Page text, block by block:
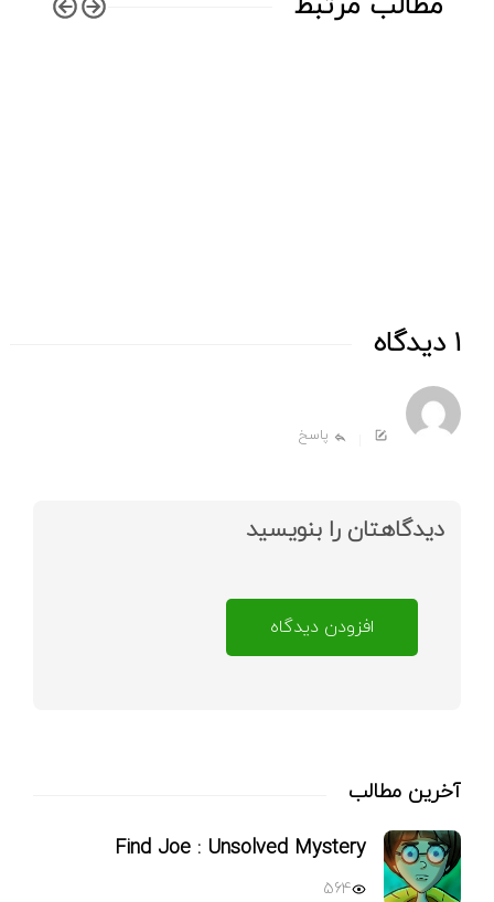
آخرین مطالب
Find Joe : Unsolved Mystery
564
1 دیدگاه
پاسخ
دیدگاهتان را بنویسید
افزودن دیدگاه